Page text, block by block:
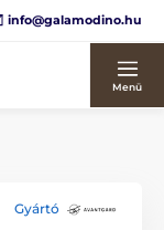
info@galamodino.hu
Menü
Gyártó